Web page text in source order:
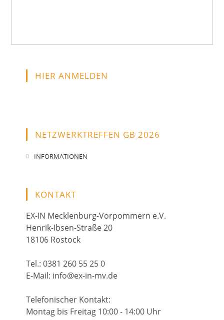
HIER ANMELDEN
NETZWERKTREFFEN GB 2026
INFORMATIONEN
KONTAKT
EX-IN Mecklenburg-Vorpommern e.V.
Henrik-Ibsen-Straße 20
18106 Rostock
Tel.: 0381 260 55 25 0
E-Mail: info@ex-in-mv.de
Telefonischer Kontakt:
Montag bis Freitag 10:00 - 14:00 Uhr